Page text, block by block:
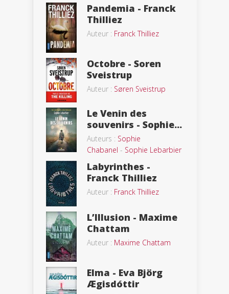
Pandemia - Franck
Thilliez
Auteur : Franck Thilliez
Octobre - Soren
Sveistrup
Auteur : Søren Sveistrup
Le Venin des
souvenirs - Sophie...
Auteurs : Sophie
Chabanel - Sophie Lebarbier
Labyrinthes -
Franck Thilliez
Auteur : Franck Thilliez
L’Illusion - Maxime
Chattam
Auteur : Maxime Chattam
Elma - Eva Björg
Ægisdóttir